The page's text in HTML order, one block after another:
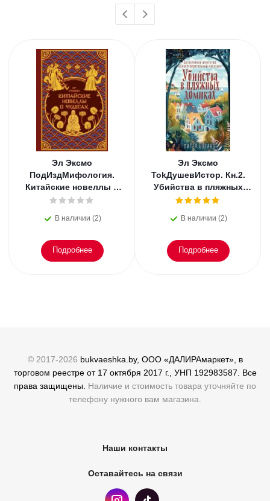
Эл Эксмо
ПодИздМифология.
Китайские новеллы о
чудесах. Коллекционное
иллюстрациями
В наличии (2)
Подробнее
Эл Эксмо
TokДушевИстор. Кн.2.
Убийства в пляжных
домиках.
В наличии (2)
Подробнее
© 2017-2026 bukvaeshka.by, ООО «ДАЛИРАмаркет», в
торговом реестре от 17 октября 2017 г., УНП 192983587. Все
права защищены. Наличие и стоимость товара уточняйте по
телефону нужного вам магазина.
Наши контакты
Оставайтесь на связи